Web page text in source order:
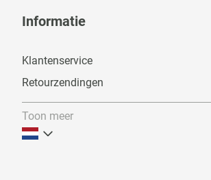
Informatie
Klantenservice
Retourzendingen
Toon meer